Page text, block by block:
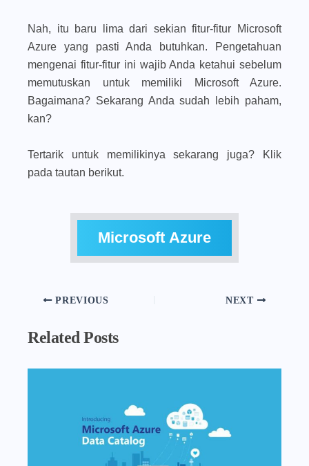
Nah, itu baru lima dari sekian fitur-fitur Microsoft
Azure yang pasti Anda butuhkan. Pengetahuan
mengenai fitur-fitur ini wajib Anda ketahui sebelum
memutuskan untuk memiliki Microsoft Azure.
Bagaimana? Sekarang Anda sudah lebih paham,
kan?
Tertarik untuk memilikinya sekarang juga? Klik
pada tautan berikut.
Microsoft Azure
PREVIOUS NEXT
Related Posts